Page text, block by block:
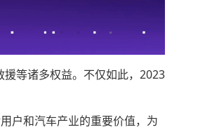
等诸多权益。不仅如此，2023
户和汽车产业的重要价值，为